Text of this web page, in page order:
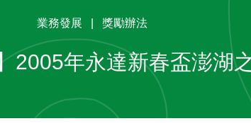
業務發展 | 獎勵辦法
2005年永達新春盃澎湖